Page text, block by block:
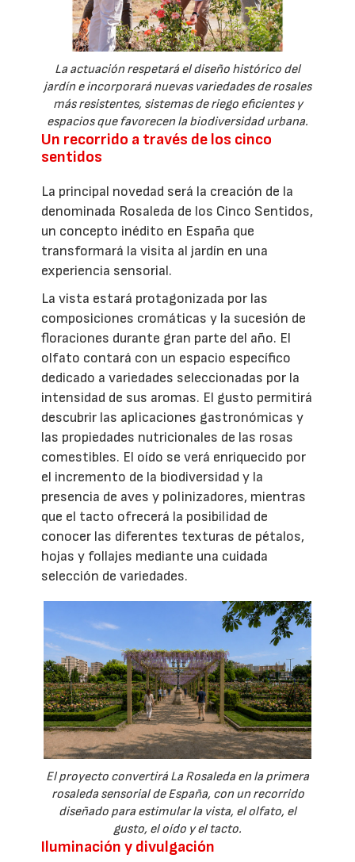
La actuación respetará el diseño histórico del
jardín e incorporará nuevas variedades de rosales
más resistentes, sistemas de riego eficientes y
espacios que favorecen la biodiversidad urbana.
Un recorrido a través de los cinco
sentidos
La principal novedad será la creación de la
denominada Rosaleda de los Cinco Sentidos,
un concepto inédito en España que
transformará la visita al jardín en una
experiencia sensorial.
La vista estará protagonizada por las
composiciones cromáticas y la sucesión de
floraciones durante gran parte del año. El
olfato contará con un espacio específico
dedicado a variedades seleccionadas por la
intensidad de sus aromas. El gusto permitirá
descubrir las aplicaciones gastronómicas y
las propiedades nutricionales de las rosas
comestibles. El oído se verá enriquecido por
el incremento de la biodiversidad y la
presencia de aves y polinizadores, mientras
que el tacto ofrecerá la posibilidad de
conocer las diferentes texturas de pétalos,
hojas y follajes mediante una cuidada
selección de variedades.
El proyecto convertirá La Rosaleda en la primera
rosaleda sensorial de España, con un recorrido
diseñado para estimular la vista, el olfato, el
gusto, el oído y el tacto.
Iluminación y divulgación